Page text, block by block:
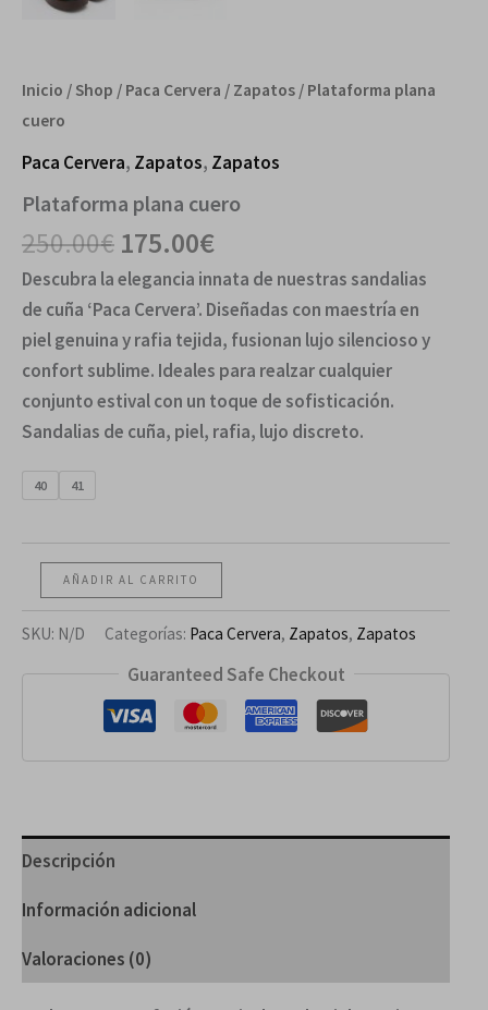
Inicio / Shop / Paca Cervera / Zapatos / Plataforma plana
cuero
Paca Cervera, Zapatos, Zapatos
Plataforma plana cuero
250.00€ 175.00€
Descubra la elegancia innata de nuestras sandalias
de cuña ‘Paca Cervera’. Diseñadas con maestría en
piel genuina y rafia tejida, fusionan lujo silencioso y
confort sublime. Ideales para realzar cualquier
conjunto estival con un toque de sofisticación.
Sandalias de cuña, piel, rafia, lujo discreto.
40 41
AÑADIR AL CARRITO
SKU: N/D Categorías: Paca Cervera, Zapatos, Zapatos
Guaranteed Safe Checkout
Descripción
Información adicional
Valoraciones (0)